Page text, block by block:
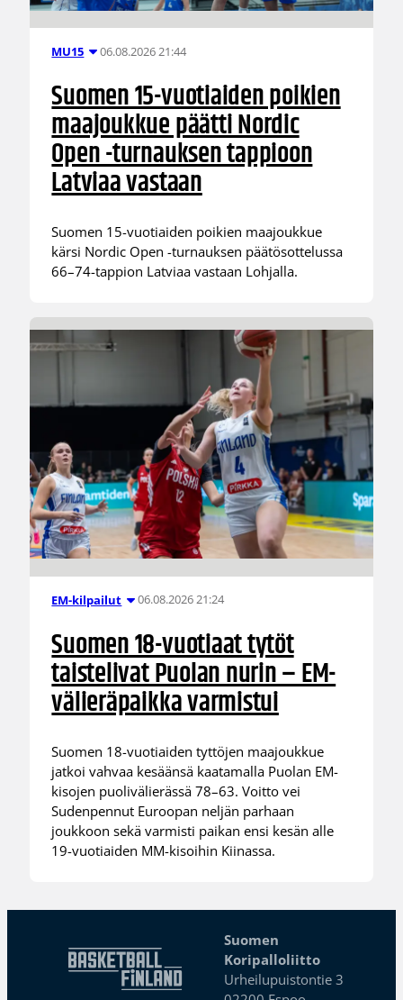
MU15 06.08.2026 21:44
Suomen 15-vuotiaiden poikien
maajoukkue päätti Nordic
Open -turnauksen tappioon
Latviaa vastaan
Suomen 15-vuotiaiden poikien maajoukkue
kärsi Nordic Open -turnauksen päätösottelussa
66–74-tappion Latviaa vastaan Lohjalla.
EM-kilpailut 06.08.2026 21:24
Suomen 18-vuotiaat tytöt
taistelivat Puolan nurin – EM-
välieräpaikka varmistui
Suomen 18-vuotiaiden tyttöjen maajoukkue
jatkoi vahvaa kesäänsä kaatamalla Puolan EM-
kisojen puolivälierässä 78–63. Voitto vei
Sudenpennut Euroopan neljän parhaan
joukkoon sekä varmisti paikan ensi kesän alle
19-vuotiaiden MM-kisoihin Kiinassa.
Suomen
Koripalloliitto
Urheilupuistontie 3